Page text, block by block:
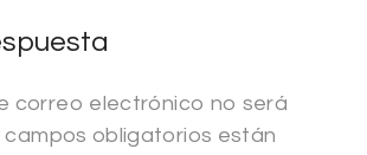
correo electrónico no será
campos obligatorios están